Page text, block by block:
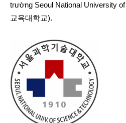
trường Seoul National University
교육대학교).